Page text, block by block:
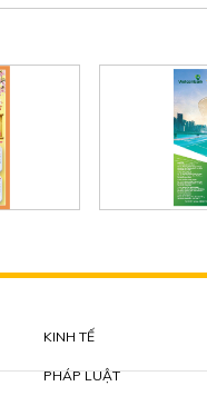
KINH TẾ
PHÁP LUẬT